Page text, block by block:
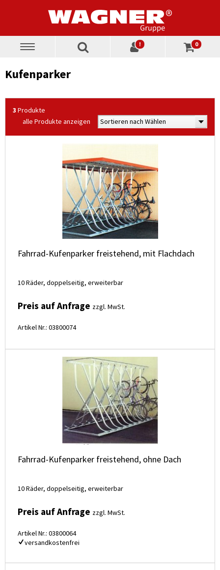
Toggle
! 0
Kufenparker
3 Produkte
Sortieren nach Wählen
alle Produkte anzeigen
Fahrrad-Kufenparker freistehend, mit Flachdach
10 Räder, doppelseitig, erweiterbar
Preis auf Anfrage zzgl. MwSt.
Artikel Nr.: 03800074
Fahrrad-Kufenparker freistehend, ohne Dach
10 Räder, doppelseitig, erweiterbar
Preis auf Anfrage zzgl. MwSt.
Artikel Nr.: 03800064
versandkostenfrei